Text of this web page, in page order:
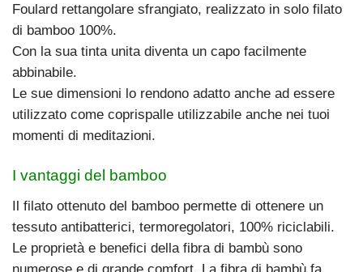
Foulard rettangolare sfrangiato, realizzato in solo filato
di bamboo 100%.
Con la sua tinta unita diventa un capo facilmente
abbinabile.
Le sue dimensioni lo rendono adatto anche ad essere
utilizzato come coprispalle utilizzabile anche nei tuoi
momenti di meditazioni.
I vantaggi del bamboo
Il filato ottenuto del bamboo permette di ottenere un
tessuto antibatterici, termoregolatori, 100% riciclabili.
Le proprietà e benefici della fibra di bambù sono